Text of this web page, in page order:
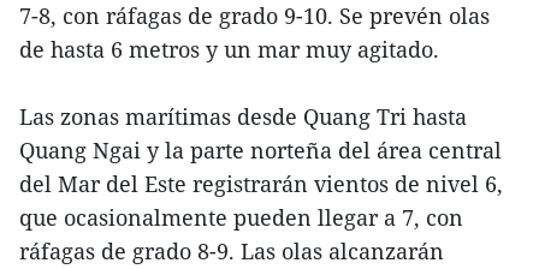
7-8, con ráfagas de grado 9-10. Se prevén olas
de hasta 6 metros y un mar muy agitado.
Las zonas marítimas desde Quang Tri hasta
Quang Ngai y la parte norteña del área central
del Mar del Este registrarán vientos de nivel 6,
que ocasionalmente pueden llegar a 7, con
ráfagas de grado 8-9. Las olas alcanzarán